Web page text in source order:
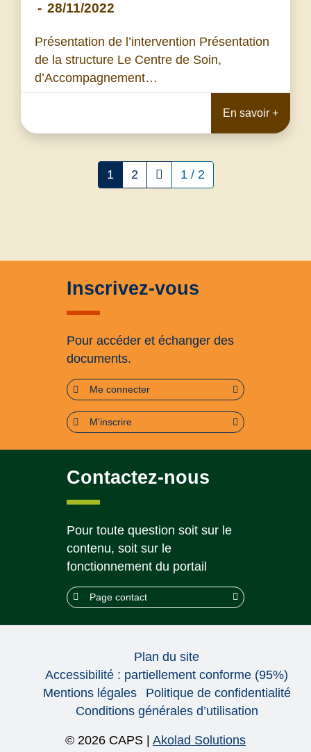
- 28/11/2022
Présentation de l’intervention Présentation
de la structure Le Centre de Soin,
d’Accompagnement…
En savoir +
1 2 1 / 2
Inscrivez-vous
Pour accéder et échanger des
documents.
Me connecter
M'inscrire
Contactez-nous
Pour toute question soit sur le
contenu, soit sur le
fonctionnement du portail
Page contact
Plan du site
Accessibilité : partiellement conforme (95%)
Mentions légales
Politique de confidentialité
Conditions générales d’utilisation
© 2026 CAPS | Akolad Solutions